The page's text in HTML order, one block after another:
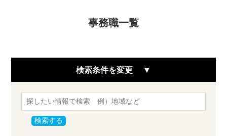
事務職一覧
検索条件を変更
検索する